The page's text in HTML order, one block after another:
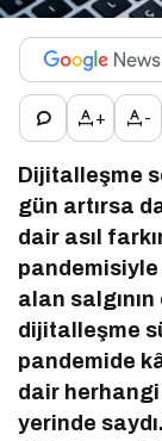
+ -
Dijitalleşme
gün artırsa
dair asıl
pandemisiyle
alan
dijitalleşme
pandemide
dair herhangi
yerinde